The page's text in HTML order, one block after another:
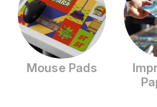
Mouse Pads